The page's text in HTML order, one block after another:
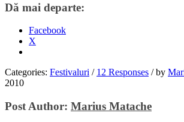
Dă mai departe:
Facebook
X
Categories: Festivaluri / 12 Responses /by
2010
Post Author: Marius Matache